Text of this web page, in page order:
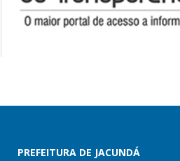
PREFEITURA DE JACUNDÁ